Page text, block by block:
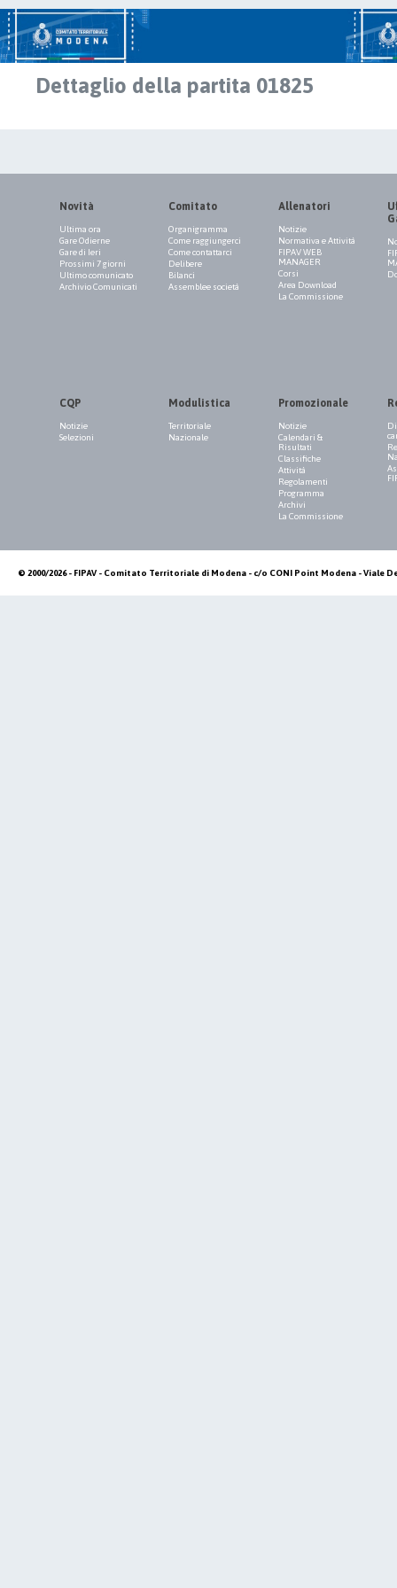
Dettaglio della partita 01825
Novità
Ultima ora
Gare Odierne
Gare di Ieri
Prossimi 7 giorni
Ultimo comunicato
Archivio Comunicati
Comitato
Organigramma
Come raggiungerci
Come contattarci
Delibere
Bilanci
Assemblee società
Allenatori
Notizie
Normativa e Attività
FIPAV WEB
MANAGER
Corsi
Area Download
La Commissione
CQP
Notizie
Selezioni
Modulistica
Territoriale
Nazionale
Promozionale
Notizie
Calendari &
Risultati
Classifiche
Attività
Regolamenti
Programma
Archivi
La Commissione
© 2000/2026 - FIPAV - Comitato Territoriale di Modena - c/o CONI Point Modena - Viale